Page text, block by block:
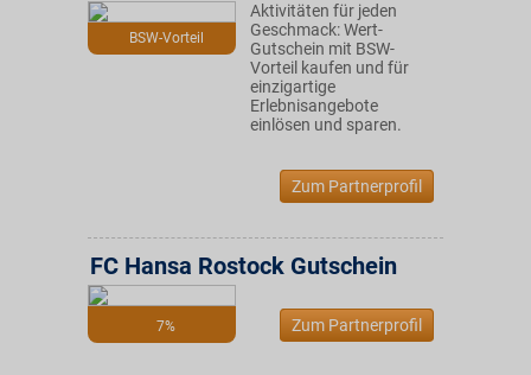
BSW-Vorteil
Aktivitäten für jeden
Geschmack: Wert-
Gutschein mit BSW-
Vorteil kaufen und für
einzigartige
Erlebnisangebote
einlösen und sparen.
Zum Partnerprofil
7%
FC Hansa Rostock Gutschein
Zum Partnerprofil